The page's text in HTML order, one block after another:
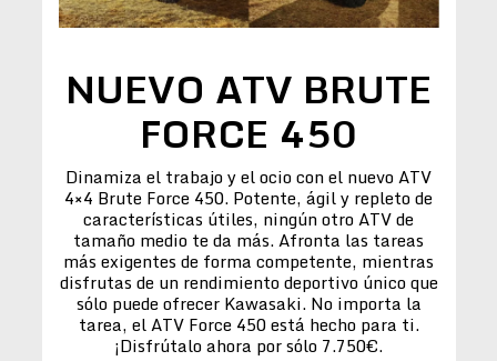
NUEVO ATV BRUTE
FORCE 450
Dinamiza el trabajo y el ocio con el nuevo ATV
4×4 Brute Force 450. Potente, ágil y repleto de
características útiles, ningún otro ATV de
tamaño medio te da más. Afronta las tareas
más exigentes de forma competente, mientras
disfrutas de un rendimiento deportivo único que
sólo puede ofrecer Kawasaki. No importa la
tarea, el ATV Force 450 está hecho para ti.
¡Disfrútalo ahora por sólo 7.750€.